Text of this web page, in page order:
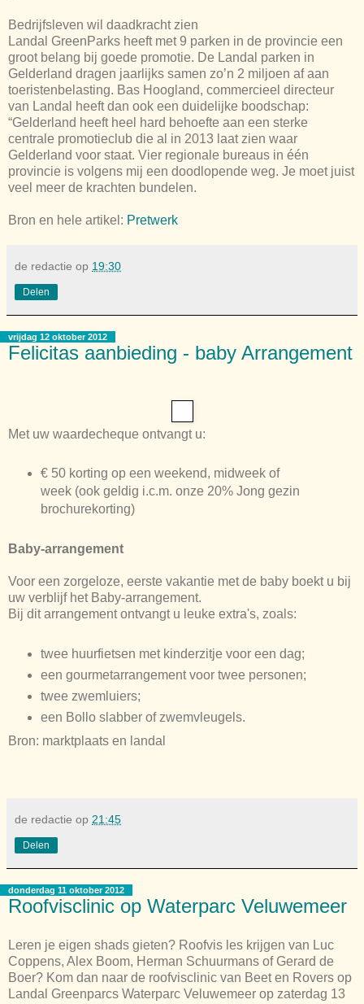
Bedrijfsleven wil daadkracht zien
Landal GreenParks heeft met 9 parken in de provincie een
groot belang bij goede promotie. De Landal parken in
Gelderland dragen jaarlijks samen zo’n 2 miljoen af aan
toeristenbelasting. Bas Hoogland, commercieel directeur
van Landal heeft dan ook een duidelijke boodschap:
“Gelderland heeft heel hard behoefte aan een sterke
centrale promotieclub die al in 2013 laat zien waar
Gelderland voor staat. Vier regionale bureaus in één
provincie is volgens mij een doodlopende weg. Je moet juist
veel meer de krachten bundelen.
Bron en hele artikel: Pretwerk
de redactie op 19:30
Delen
vrijdag 12 oktober 2012
Felicitas aanbieding - baby Arrangement
Met uw waardecheque ontvangt u:
€ 50 korting op een weekend, midweek of
week (ook geldig i.c.m. onze 20% Jong gezin
brochurekorting)
Baby-arrangement
Voor een zorgeloze, eerste vakantie met de baby boekt u bij
uw verblijf het Baby-arrangement.
Bij dit arrangement ontvangt u leuke extra's, zoals:
twee huurfietsen met kinderzitje voor een dag;
een gourmetarrangement voor twee personen;
twee zwemluiers;
een Bollo slabber of zwemvleugels.
Bron: marktplaats en landal
de redactie op 21:45
Delen
donderdag 11 oktober 2012
Roofvisclinic op Waterparc Veluwemeer
Leren je eigen shads gieten? Roofvis les krijgen van Luc
Coppens, Alex Boom, Herman Schuurmans of Gerard de
Boer? Kom dan naar de roofvisclinic van Beet en Rovers op
Landal Greenparcs Waterparc Veluwemeer op zaterdag 13